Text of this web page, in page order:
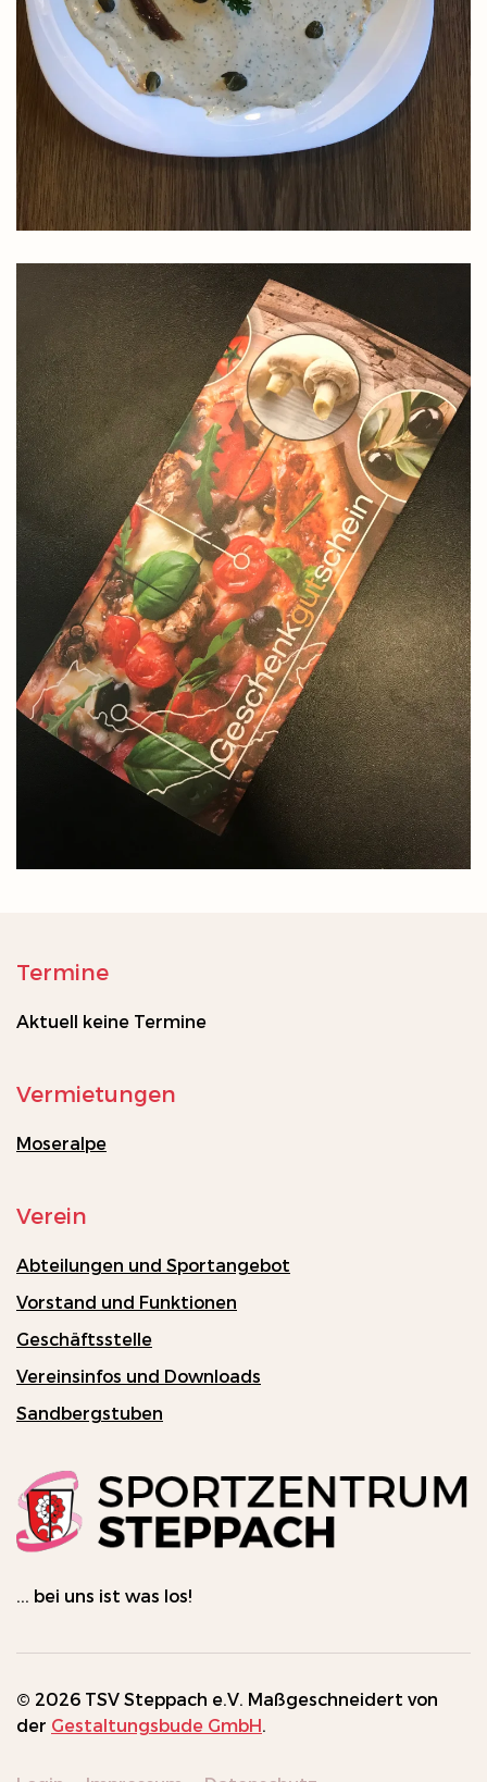
Termine
Aktuell keine Termine
Vermietungen
Moseralpe
Verein
Abteilungen und Sportangebot
Vorstand und Funktionen
Geschäftsstelle
Vereinsinfos und Downloads
Sandbergstuben
... bei uns ist was los!
© 2026 TSV Steppach e.V. Maßgeschneidert von
der Gestaltungsbude GmbH.